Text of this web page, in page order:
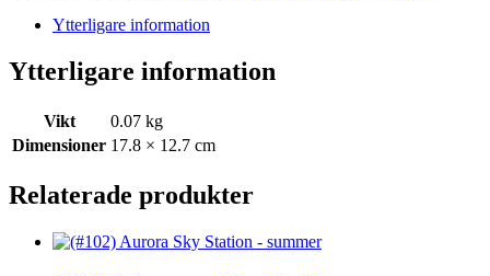
Ytterligare information
Ytterligare information
Vikt
0.07 kg
Dimensioner 17.8 × 12.7 cm
Relaterade produkter